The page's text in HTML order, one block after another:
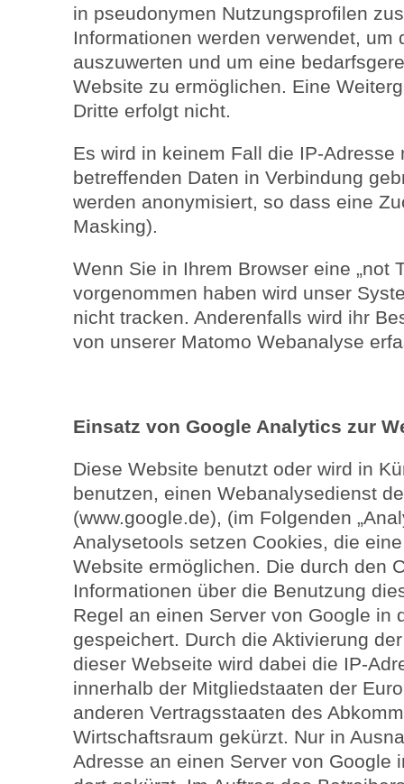
in pseudonymen Nutzungsproﬁlen
Informationen werden verwendet, um
auszuwerten und um eine
Website zu ermöglichen. Eine
Dritte erfolgt nicht.
Es wird in keinem Fall die IP-Adresse
betreffenden Daten in Verbindung
werden anonymisiert, so dass eine
Masking).
Wenn Sie in Ihrem Browser eine „not
vorgenommen haben wird unser
nicht tracken. Anderenfalls wird ihr
von unserer Matomo Webanalyse
Einsatz von Google Analytics zur
Diese Website benutzt oder wird in
benutzen, einen Webanalysedienst
(www.google.de), (im Folgenden
Analysetools setzen Cookies, die
Website ermöglichen. Die durch den
Informationen über die Benutzung
Regel an einen Server von Google in
gespeichert. Durch die Aktivierung
dieser Webseite wird dabei die IP-
innerhalb der Mitgliedstaaten der
anderen Vertragsstaaten des
Wirtschaftsraum gekürzt. Nur in
Adresse an einen Server von Google